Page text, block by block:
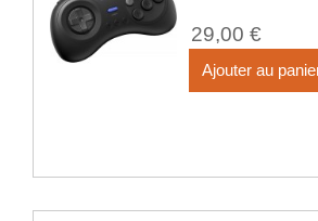
29,00 €
Ajouter au